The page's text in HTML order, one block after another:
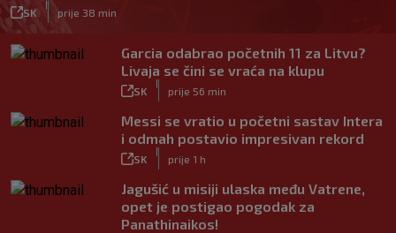
SK prije 38 min
Garcia odabrao početnih 11 za Litvu?
Livaja se čini se vraća na klupu
SK prije 56 min
Messi se vratio u početni sastav Intera
i odmah postavio impresivan rekord
SK prije 1 h
Jagušić u misiji ulaska među Vatrene,
opet je postigao pogodak za
Panathinaikos!